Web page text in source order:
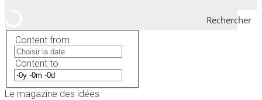
Rechercher
Content from
Content to
Le magazine des idées